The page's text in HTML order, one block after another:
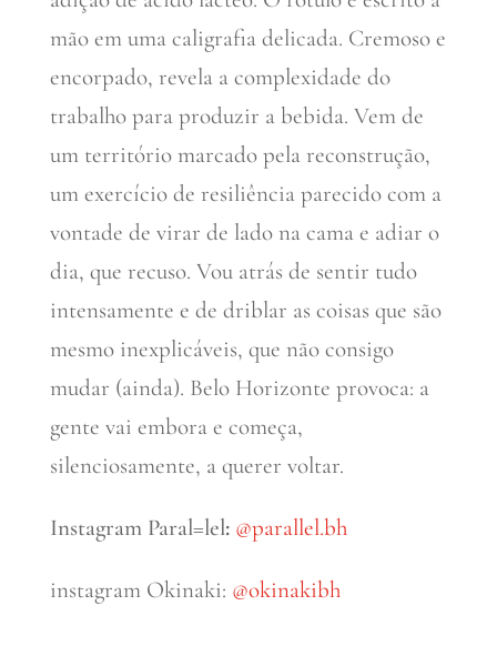
mão em uma caligrafia delicada. Cremoso e
encorpado, revela a complexidade do
trabalho para produzir a bebida. Vem de
um território marcado pela reconstrução,
um exercício de resiliência parecido com a
vontade de virar de lado na cama e adiar o
dia, que recuso. Vou atrás de sentir tudo
intensamente e de driblar as coisas que são
mesmo inexplicáveis, que não consigo
mudar (ainda). Belo Horizonte provoca: a
gente vai embora e começa,
silenciosamente, a querer voltar.
Instagram Paral=lel: @parallel.bh
instagram Okinaki: @okinakibh